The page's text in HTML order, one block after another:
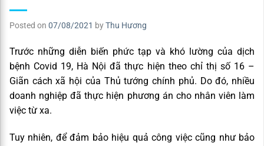
Posted on 07/08/2021 byThu Hương
Trước những diễn biến phức tạp và khó lường của dịch
bệnh Covid 19, Hà Nội đã thực hiện theo chỉ thị số 16 –
Giãn cách xã hội của Thủ tướng chính phủ. Do đó, nhiều
doanh nghiệp đã thực hiện phương án cho nhân viên làm
việc từ xa.
Tuy nhiên, để đảm bảo hiệu quả công việc cũng như bảo